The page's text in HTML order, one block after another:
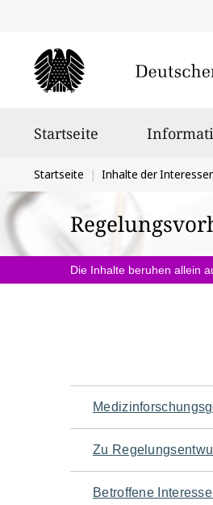
Startseite
Sie
befinden
sich
hier:
Startseite Inhalte der
Die Inhalte beruhen allein
Navigation
für
den
Zu
Betroffene